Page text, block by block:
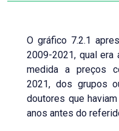
O gráfico 7.2.1
2009-2021, qual era
medida a preços
2021, dos grupos
doutores que
anos antes do